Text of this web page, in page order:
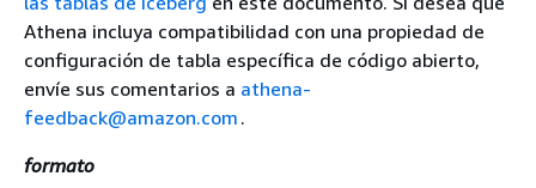
Athena incluya compatibilidad con una propiedad de
configuración de tabla específica de código abierto,
envíe sus comentarios a athena-
feedback@amazon.com .
formato